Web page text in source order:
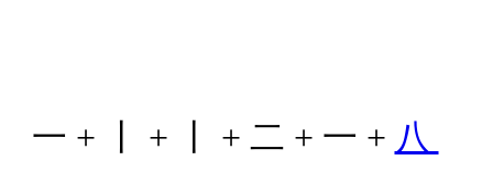
一 + 丨 + 丨 + 二 + 一 + 八